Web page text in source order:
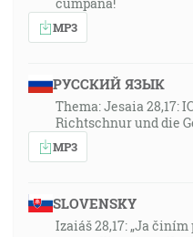
MP3
РУССКИЙ ЯЗЫК
Thema: Jesaia 28,17:
Richtschnur und die
MP3
SLOVENSKY
Izaiáš 28,17: „Ja